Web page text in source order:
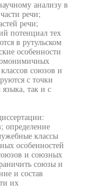
анализу в
речи;
речи;
потенциал тех
в рутульском
особенности
союзов и
с точки
так и с
определение
классы
особенностей
и союзных
союзы и
и состав
их